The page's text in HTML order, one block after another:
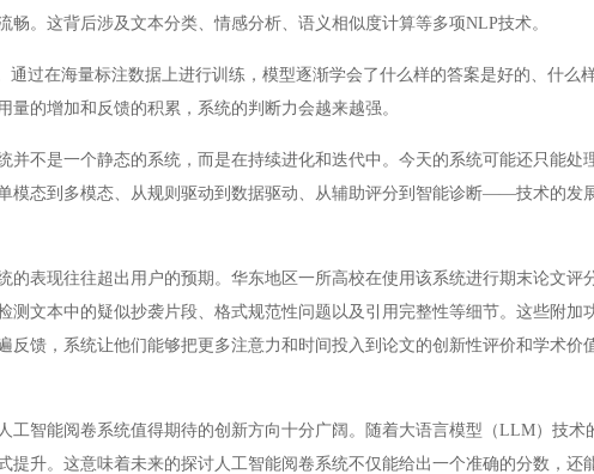
。这背后涉及文本分类、情感分析、语义相似度计算等多项NLP技术。
在海量标注数据上进行训练，模型逐渐学会了什么样的答案是好的、什么
的增加和反馈的积累，系统的判断力会越来越强。
不是一个静态的系统，而是在持续进化和迭代中。今天的系统可能还只能处
模态到多模态、从规则驱动到数据驱动、从辅助评分到智能诊断——技术的发
表现往往超出用户的预期。华东地区一所高校在使用该系统进行期末论文评
测文本中的疑似抄袭片段、格式规范性问题以及引用完整性等细节。这些附加
反馈，系统让他们能够把更多注意力和时间投入到论文的创新性评价和学术价
智能阅卷系统值得期待的创新方向十分广阔。随着大语言模型（LLM）技术
提升。这意味着未来的探讨人工智能阅卷系统不仅能给出一个准确的分数，还